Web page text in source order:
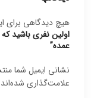
هیچ دیدگاهی
اولین نفری باشید
عمده”
نشانی ایمیل شما
علامت‌گذاری شده‌اند